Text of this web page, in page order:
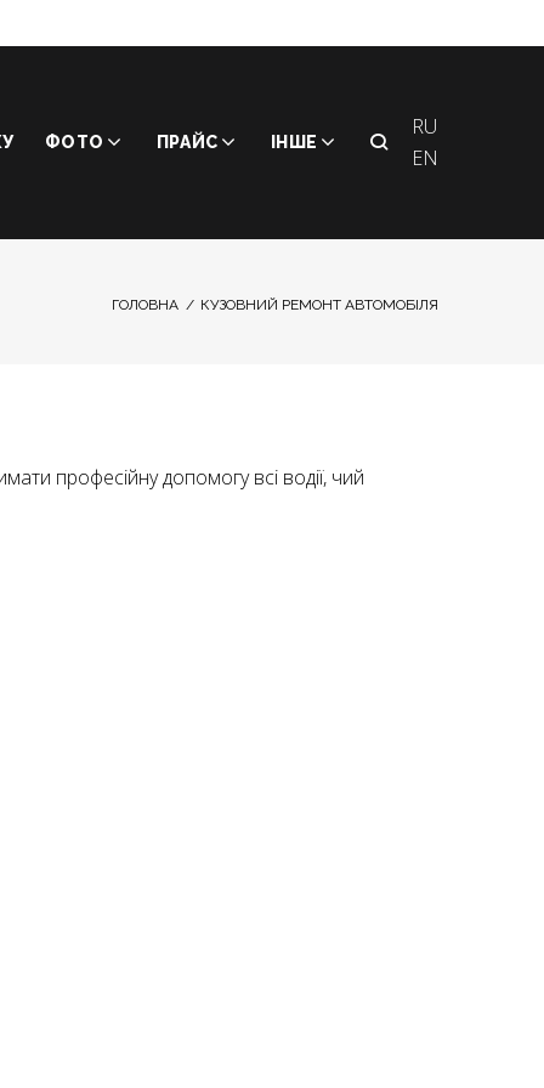
ФОТО ПРАЙС ІНШЕ
RU
EN
ГОЛОВНА / КУЗОВНИЙ РЕМОНТ АВТОМОБІЛЯ
професійну допомогу всі водії, чий